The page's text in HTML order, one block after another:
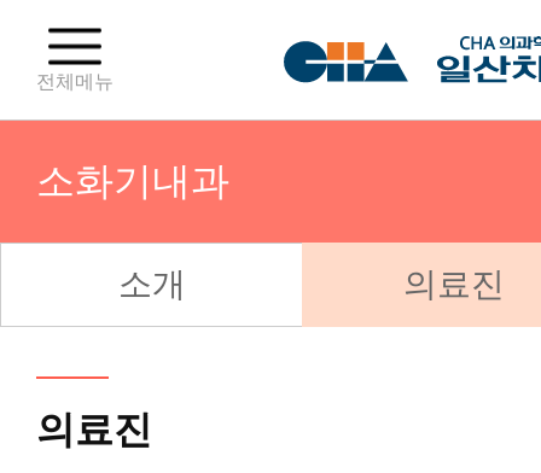
전체메뉴
소화기내과
산부인과(분만센터)
산부인과(난임센터)
소개 의료진
의료진